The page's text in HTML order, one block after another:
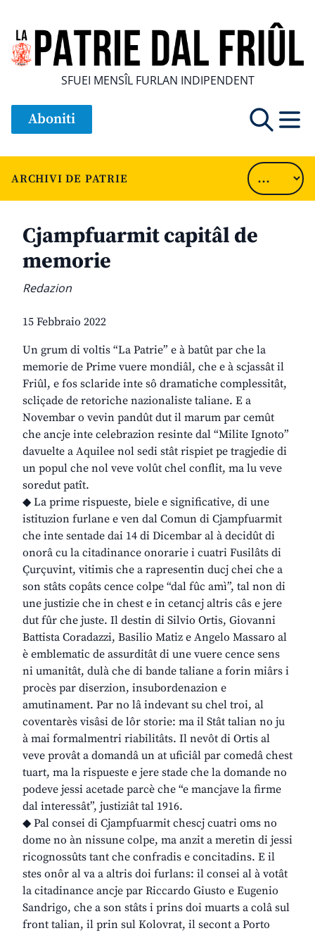
SFUEI MENSÎL FURLAN INDIPENDENT
Aboniti
ARCHIVI DE PATRIE
Cjampfuarmit capitâl de
memorie
Redazion
15 Febbraio 2022
Un grum di voltis “La Patrie” e à batût par che la
memorie de Prime vuere mondiâl, che e à scjassât il
Friûl, e fos sclaride inte sô dramatiche complessitât,
scliçade de retoriche nazionaliste taliane. E a
Novembar o vevin pandût dut il marum par cemût
che ancje inte celebrazion resinte dal “Milite Ignoto”
davuelte a Aquilee nol sedi stât rispiet pe tragjedie di
un popul che nol veve volût chel conflit, ma lu veve
soredut patît.
◆ La prime rispueste, biele e significative, di une
istituzion furlane e ven dal Comun di Cjampfuarmit
che inte sentade dai 14 di Dicembar al à decidût di
onorâ cu la citadinance onorarie i cuatri Fusilâts di
Çurçuvint, vitimis che a rapresentin ducj chei che a
son stâts copâts cence colpe “dal fûc amì”, tal non di
une justizie che in chest e in cetancj altris câs e jere
dut fûr che juste. Il destin di Silvio Ortis, Giovanni
Battista Coradazzi, Basilio Matiz e Angelo Massaro al
è emblematic de assurditât di une vuere cence sens
ni umanitât, dulà che di bande taliane a forin miârs i
procès par diserzion, insubordenazion e
amutinament. Par no lâ indevant su chel troi, al
coventarès visâsi de lôr storie: ma il Stât talian no ju
à mai formalmentri riabilitâts. Il nevôt di Ortis al
veve provât a domandâ un at uficiâl par comedâ chest
tuart, ma la rispueste e jere stade che la domande no
podeve jessi acetade parcè che “e mancjave la firme
dal interessât”, justiziât tal 1916.
◆ Pal consei di Cjampfuarmit chescj cuatri oms no
dome no àn nissune colpe, ma anzit a meretin di jessi
ricognossûts tant che confradis e concitadins. E il
stes onôr al va a altris doi furlans: il consei al à votât
la citadinance ancje par Riccardo Giusto e Eugenio
Sandrigo, che a son stâts i prins doi muarts a colâ sul
front talian, il prin sul Kolovrat, il secont a Porto